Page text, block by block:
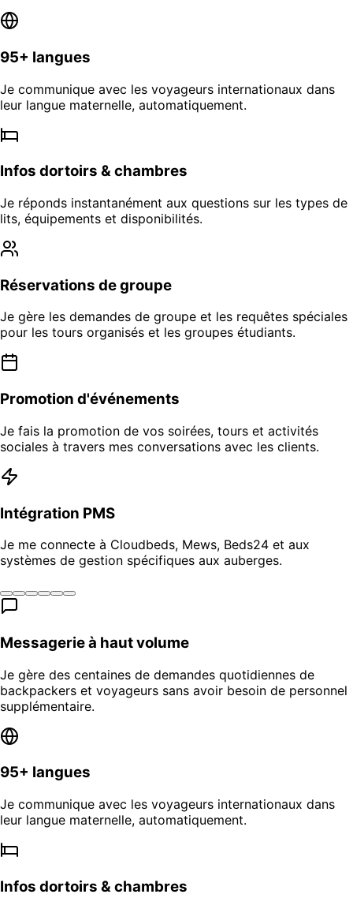
95+ langues
Je communique avec les voyageurs internationaux dans
leur langue maternelle, automatiquement.
Infos dortoirs & chambres
Je réponds instantanément aux questions sur les types de
lits, équipements et disponibilités.
Réservations de groupe
Je gère les demandes de groupe et les requêtes spéciales
pour les tours organisés et les groupes étudiants.
Promotion d'événements
Je fais la promotion de vos soirées, tours et activités
sociales à travers mes conversations avec les clients.
Intégration PMS
Je me connecte à Cloudbeds, Mews, Beds24 et aux
systèmes de gestion spécifiques aux auberges.
Messagerie à haut volume
Je gère des centaines de demandes quotidiennes de
backpackers et voyageurs sans avoir besoin de personnel
supplémentaire.
95+ langues
Je communique avec les voyageurs internationaux dans
leur langue maternelle, automatiquement.
Infos dortoirs & chambres